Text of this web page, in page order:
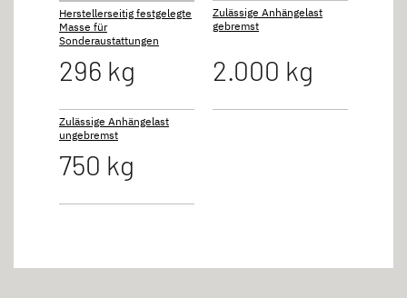
Herstellerseitig festgelegte
Masse für
Sonderaustattungen
296 kg
Zulässige Anhängelast
gebremst
2.000 kg
Zulässige Anhängelast
ungebremst
750 kg